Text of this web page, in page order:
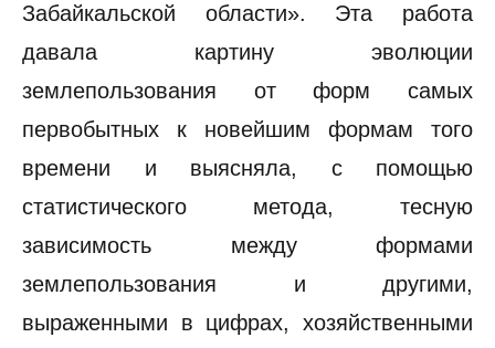
Забайкальской области». Эта работа
давала картину эволюции
землепользования от форм самых
первобытных к новейшим формам того
времени и выясняла, с помощью
статистического метода, тесную
зависимость между формами
землепользования и другими,
выраженными в цифрах, хозяйственными